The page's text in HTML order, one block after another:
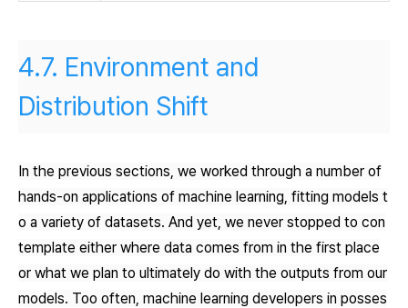
4.7. Environment and
Distribution Shift
In the previous sections, we worked through a number of
hands-on applications of machine learning, fitting models t
o a variety of datasets. And yet, we never stopped to con
template either where data comes from in the first place
or what we plan to ultimately do with the outputs from our
models. Too often, machine learning developers in posses